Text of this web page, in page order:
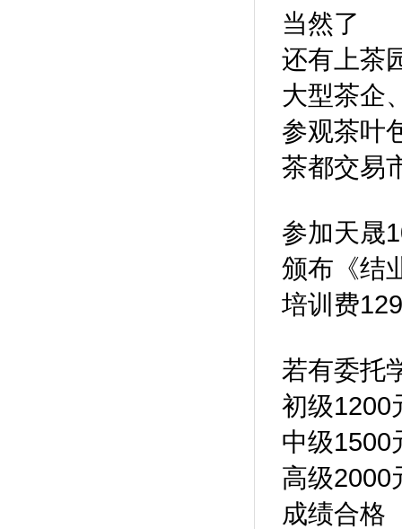
当然了
还有上茶
大型茶企
参观茶叶
茶都交易
参加天晟
颁布《结
培训费
若有委托
初级1200
中级1500
高级2000
成绩合格